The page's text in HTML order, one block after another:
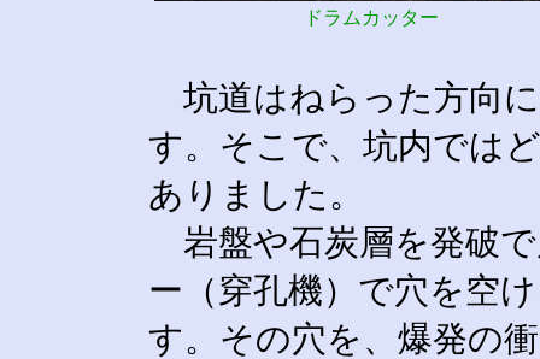
ドラムカッター
坑道はねらった方向
す。そこで、坑内では
ありました。
岩盤や石炭層を発破
ー（穿孔機）で穴を空
す。その穴を、爆発の